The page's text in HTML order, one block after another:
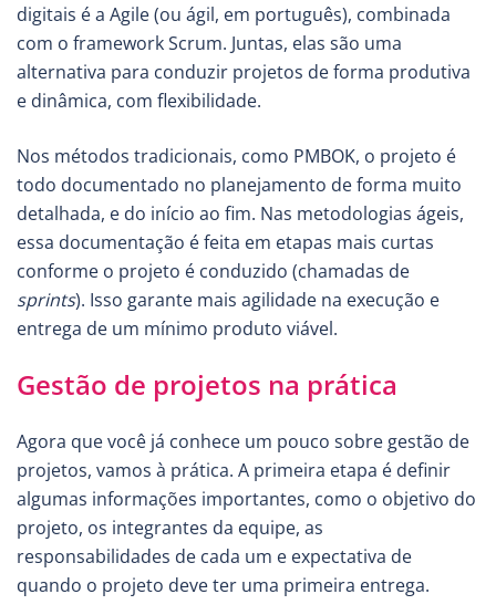
digitais é a Agile (ou ágil, em português), combinada
com o framework Scrum. Juntas, elas são uma
alternativa para conduzir projetos de forma produtiva
e dinâmica, com flexibilidade.
Nos métodos tradicionais, como PMBOK, o projeto é
todo documentado no planejamento de forma muito
detalhada, e do início ao fim. Nas metodologias ágeis,
essa documentação é feita em etapas mais curtas
conforme o projeto é conduzido (chamadas de
sprints). Isso garante mais agilidade na execução e
entrega de um mínimo produto viável.
Gestão de projetos na prática
Agora que você já conhece um pouco sobre gestão de
projetos, vamos à prática. A primeira etapa é definir
algumas informações importantes, como o objetivo do
projeto, os integrantes da equipe, as
responsabilidades de cada um e expectativa de
quando o projeto deve ter uma primeira entrega.